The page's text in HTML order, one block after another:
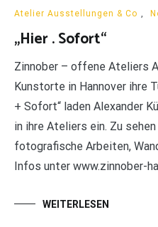
Atelier Ausstellungen & Co ,
„Hier . Sofort“
Zinnober – offene Ateliers
Kunstorte in Hannover ihre
+ Sofort“ laden Alexander
in ihre Ateliers ein. Zu
fotografische Arbeiten,
Infos unter www.zinnober-
WEITERLESEN